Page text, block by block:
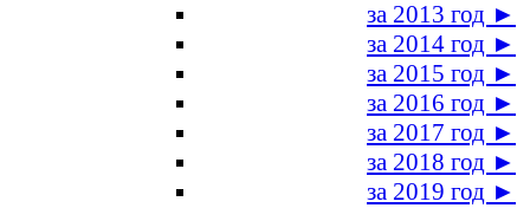
за 2013 год ►
за 2014 год ►
за 2015 год ►
за 2016 год ►
за 2017 год ►
за 2018 год ►
за 2019 год ►